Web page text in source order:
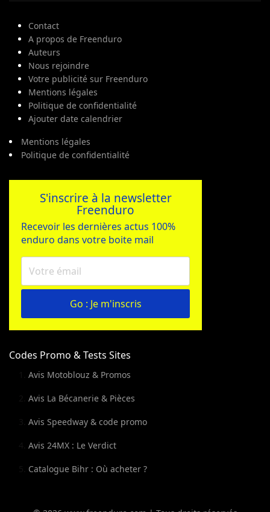
Contact
A propos de Freenduro
Auteurs
Nous rejoindre
Votre publicité sur Freenduro
Mentions légales
Politique de confidentialité
Ajouter date calendrier
Mentions légales
Politique de confidentialité
S'inscrire à la newsletter
Freenduro
Recevoir les dernières actus 100%
enduro dans votre boite mail
Go : Je m'inscris
Codes Promo & Tests Sites
Avis Motoblouz & Promos
Avis La Bécanerie & Pièces
Avis Speedway & code promo
Avis 24MX : Le Verdict
Catalogue Bihr : Où acheter ?